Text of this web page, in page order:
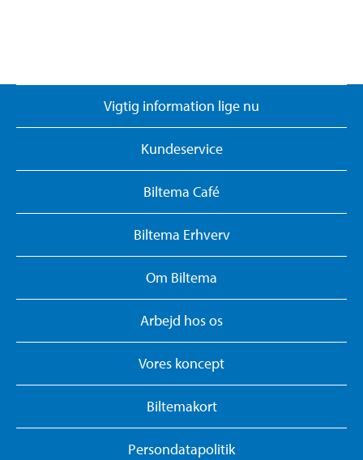
Vigtig information lige nu
Kundeservice
Biltema Café
Biltema Erhverv
Om Biltema
Arbejd hos os
Vores koncept
Biltemakort
Persondatapolitik